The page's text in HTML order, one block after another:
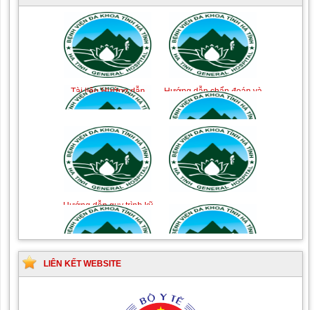
Tài liệu Hướng dẫn
phòng ngừa nhiễm
khuẩn vết mổ
Hướng dẫn chẩn đoán và
điều trị một số bệnh
truyền nhiễm
Hướng dẫn quy trình kỹ
thuật Chuyên khoa Phẫu
thuật Tiết niệu
Hướng dẫn Quy trình kỹ
thuật Nhi khoa
LIÊN KẾT WEBSITE